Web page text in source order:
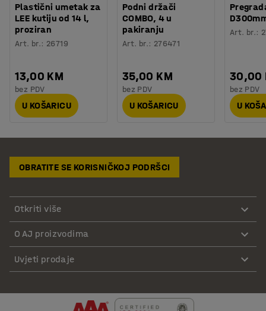
Plastični umetak za
LEE kutiju od 14 l,
proziran
Art. br.: 26719
13,00 KM
bez PDV
U KOŠARICU
Podni držači
COMBO, 4 u
pakiranju
Art. br.: 276471
35,00 KM
bez PDV
U KOŠARICU
Art. br.:
30,00
bez PDV
U
OBRATITE SE KORISNIČKOJ PODRŠCI
Otkriti više
O AJ proizvodima
Uvjeti prodaje